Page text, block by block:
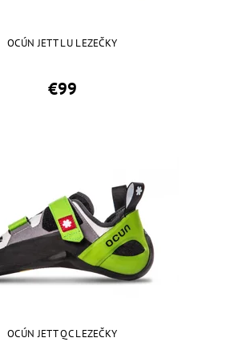
OCÚN JETT LU LEZEČKY
€99
OCÚN JETT QC LEZEČKY